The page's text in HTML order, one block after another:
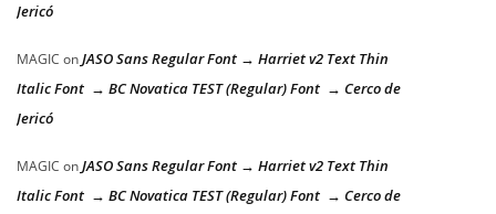
Jericó
MAGIC onJASO Sans Regular Font → Harriet v2 Text Thin
Italic Font → BC Novatica TEST (Regular) Font → Cerco de
Jericó
MAGIC onJASO Sans Regular Font → Harriet v2 Text Thin
Italic Font → BC Novatica TEST (Regular) Font → Cerco de